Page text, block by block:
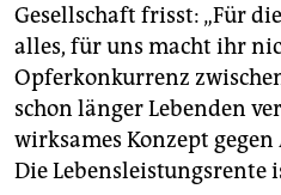
Gesellschaft frisst: „Für
alles, für uns macht ihr
Opferkonkurrenz
schon länger Lebenden
wirksames Konzept
Die Lebensleistungsrente